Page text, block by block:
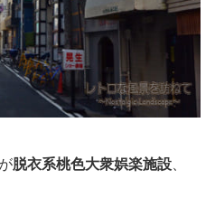
脱衣系桃色大衆娯楽施設